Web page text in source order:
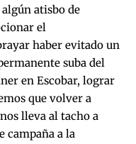
atisbo de
el
haber evitado un
suba del
en Escobar, lograr
que volver a
lleva al tacho a
campaña a la